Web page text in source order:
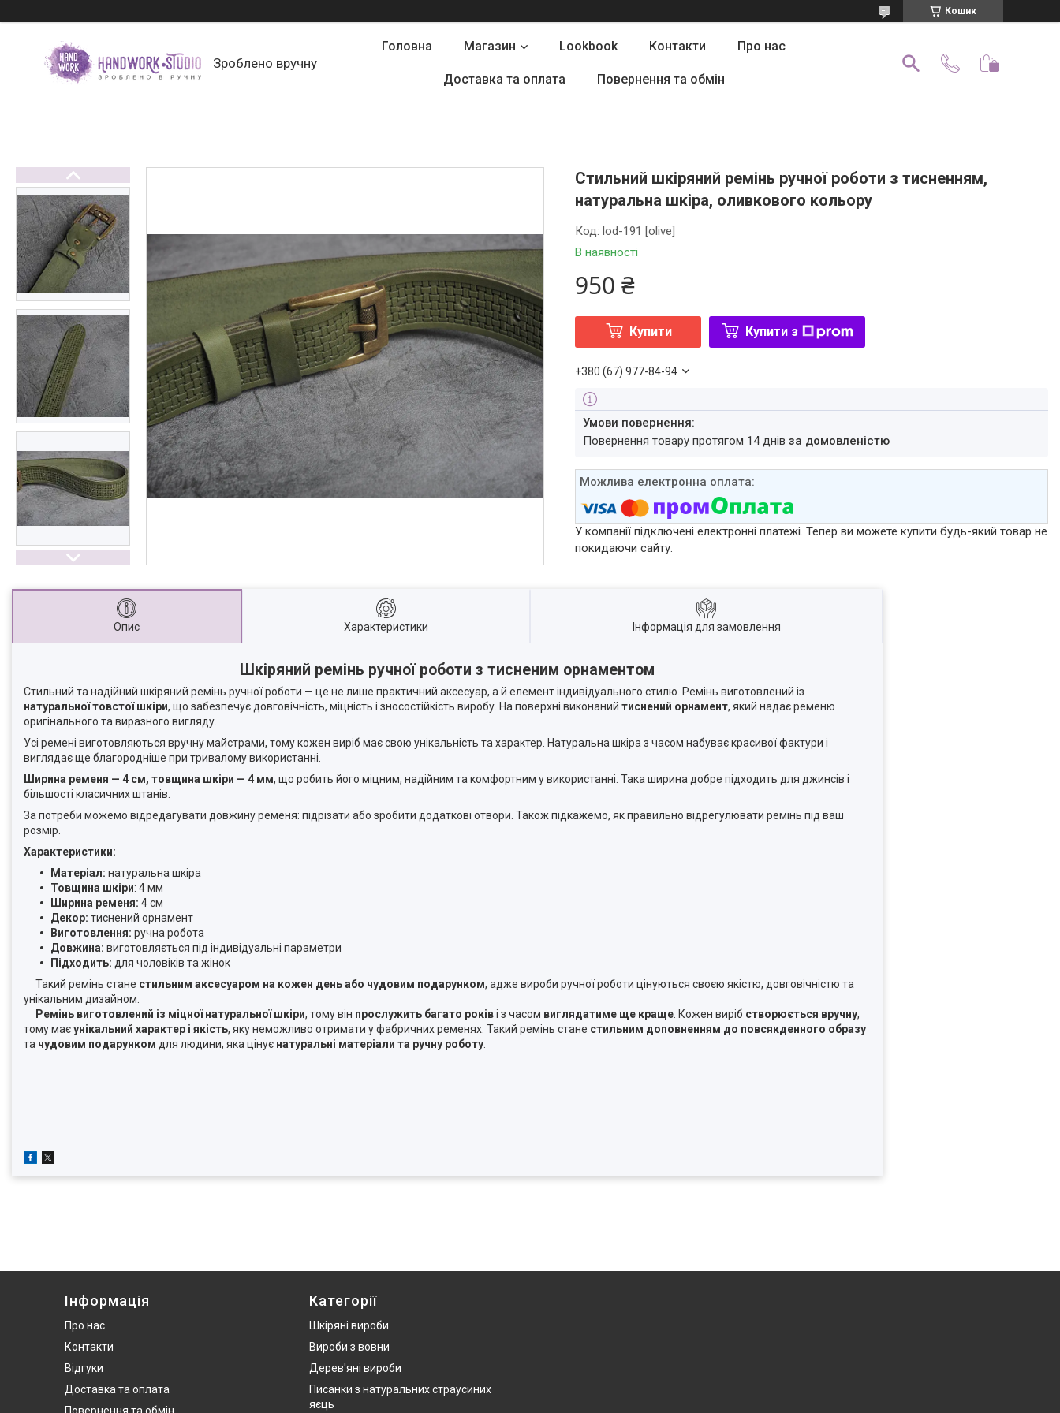
Кошик
Зроблено вручну
Головна Магазин Lookbook Контакти Про нас
Доставка та оплата Повернення та обмін
Стильний шкіряний ремінь ручної роботи з тисненням,
натуральна шкіра, оливкового кольору
В наявності
Код:lod-191 [olive]
950 ₴
Купити Купити з
+380 (67) 977-84-94
повернення товару протягом 14 днівза домовленістю
У компанії підключені електронні платежі. Тепер ви можете купити будь-який товар не
покидаючи сайту.
Опис Характеристики Інформація для замовлення
Шкіряний ремінь ручної роботи з тисненим орнаментом
Стильний та надійний шкіряний ремінь ручної роботи — це не лише практичний аксесуар, а й елемент індивідуального стилю. Ремінь виготовлений із
натуральної товстої шкіри, що забезпечує довговічність, міцність і зносостійкість виробу. На поверхні виконаний тиснений орнамент, який надає ременю
оригінального та виразного вигляду.
Усі ремені виготовляються вручну майстрами, тому кожен виріб має свою унікальність та характер. Натуральна шкіра з часом набуває красивої фактури і
виглядає ще благородніше при тривалому використанні.
Ширина ременя — 4 см, товщина шкіри — 4 мм, що робить його міцним, надійним та комфортним у використанні. Така ширина добре підходить для джинсів і
більшості класичних штанів.
За потреби можемо відредагувати довжину ременя: підрізати або зробити додаткові отвори. Також підкажемо, як правильно відрегулювати ремінь під ваш
розмір.
Характеристики:
Матеріал: натуральна шкіра
Товщина шкіри: 4 мм
Ширина ременя: 4 см
Декор: тиснений орнамент
Виготовлення: ручна робота
Довжина: виготовляється під індивідуальні параметри
Підходить: для чоловіків та жінок
Такий ремінь стане стильним аксесуаром на кожен день або чудовим подарунком, адже вироби ручної роботи цінуються своєю якістю, довговічністю та
унікальним дизайном.
Ремінь виготовлений із міцної натуральної шкіри, тому він прослужить багато роківі з часом виглядатиме ще краще . Кожен виріб створюється вручну,
тому маєунікальний характер і якість, яку неможливо отримати у фабричних ременях. Такий ремінь стане стильним доповненням до повсякденного образу
та чудовим подарунком для людини, яка цінує натуральні матеріали та ручну роботу
Інформація
Про нас
Контакти
Відгуки
Доставка та оплата
Категорії
Шкіряні вироби
Вироби з вовни
Дерев'яні вироби
Писанки з натуральних страусиних
яєць